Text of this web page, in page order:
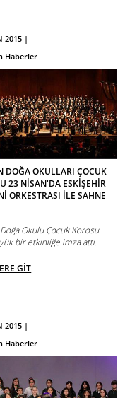
2015 |
Haberler
DOĞA OKULLARI ÇOCUK
23 NİSAN'DA ESKİŞEHİR
ORKESTRASI İLE SAHNE
Okulu Çocuk Korosu
bir etkinliğe imza attı.
GİT
2015 |
Haberler